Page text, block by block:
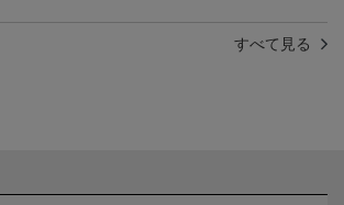
すべて見る